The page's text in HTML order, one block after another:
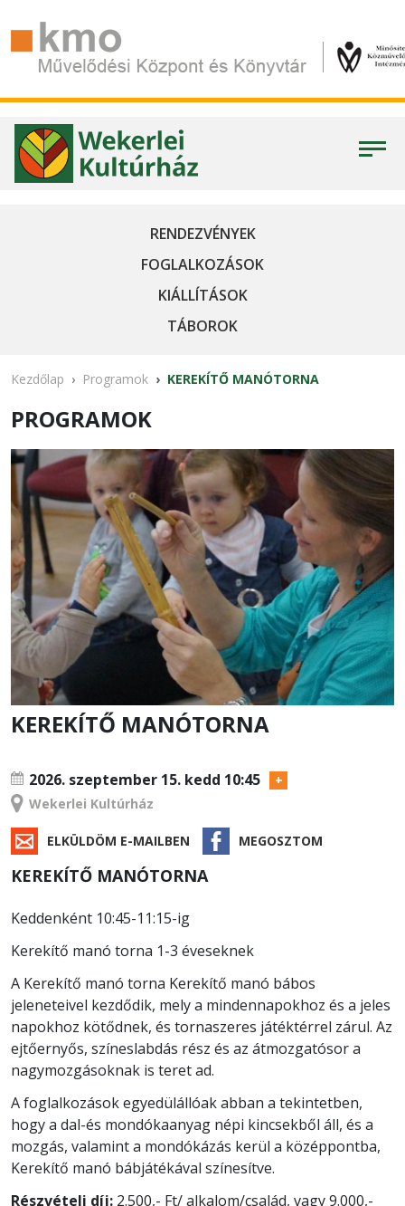
RENDEZVÉNYEK
FOGLALKOZÁSOK
KIÁLLÍTÁSOK
TÁBOROK
Kezdőlap Programok KEREKÍTŐ MANÓTORNA
PROGRAMOK
KEREKÍTŐ MANÓTORNA
2026. szeptember 15. kedd 10:45
Wekerlei Kultúrház
ELKÜLDÖM E-MAILBEN MEGOSZTOM
KEREKÍTŐ MANÓTORNA
Keddenként 10:45-11:15-ig
Kerekítő manó torna 1-3 éveseknek
A Kerekítő manó torna Kerekítő manó bábos
jeleneteivel kezdődik, mely a mindennapokhoz és a jeles
napokhoz kötődnek, és tornaszeres játéktérrel zárul. Az
ejtőernyős, színeslabdás rész és az átmozgatósor a
nagymozgásoknak is teret ad.
A foglalkozások egyedülállóak abban a tekintetben,
hogy a dal-és mondókaanyag népi kincsekből áll, és a
mozgás, valamint a mondókázás kerül a középpontba,
Kerekítő manó bábjátékával színesítve.
Részvételi díj: 2.500,- Ft/ alkalom/család, vagy 9.000,-